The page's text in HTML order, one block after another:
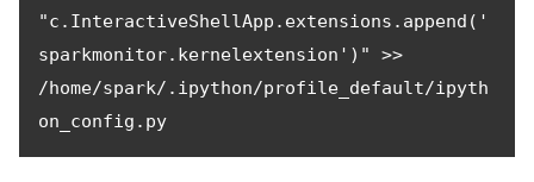
"c.InteractiveShellApp.extensions.append('
sparkmonitor.kernelextension')" >>
/home/spark/.ipython/profile_default/ipyth